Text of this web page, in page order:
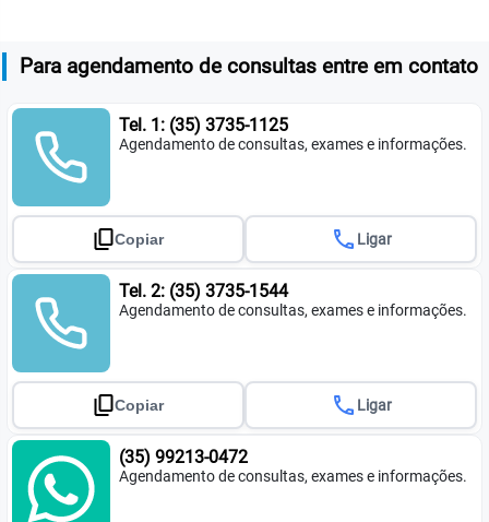
Para agendamento de consultas entre em contato
Tel. 1: (35) 3735-1125
Agendamento de consultas, exames e informações.
Copiar call Ligar
Tel. 2: (35) 3735-1544
Agendamento de consultas, exames e informações.
Copiar call Ligar
(35) 99213-0472
Agendamento de consultas, exames e informações.